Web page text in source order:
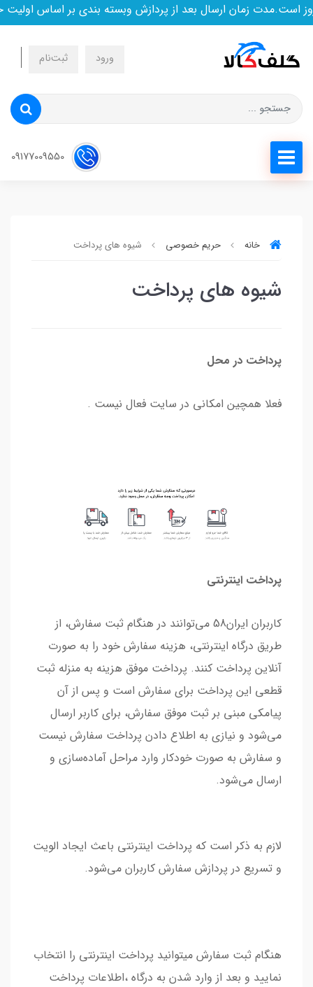
زمان ارسال بعد از پردازش وبسته بندی بر اساس اولیت
ورود ثبت‌نام
خانه حریم خصوصی شیوه های پرداخت
شیوه های پرداخت
پرداخت در محل
فعلا همچین امکانی در سایت فعال نیست .
پرداخت اینترنتی
کاربران ایران58 می‌توانند در هنگام ثبت سفارش، از
طریق درگاه اینترنتی، هزینه سفارش خود را به صورت
آنلاین پرداخت کنند. پرداخت موفق هزینه به منزله ثبت
قطعی این پرداخت برای سفارش است و پس از آن
پیامکی مبنی بر ثبت موفق سفارش، برای کاربر ارسال
می‌شود و نیازی به اطلاع‌ دادن پرداخت سفارش نیست
و سفارش به صورت خودکار وارد مراحل آماده‌سازی و
ارسال می‏‌شود.
لازم به ذکر است که پرداخت اینترنتی باعث ایجاد الویت
و تسریع در پردازش سفارش کاربران می‌شود.
هنگام ثبت سفارش میتوانید پرداخت اینترنتی را انتخاب
نمایید و بعد از وارد شدن به درگاه ،اطلاعات پرداخت